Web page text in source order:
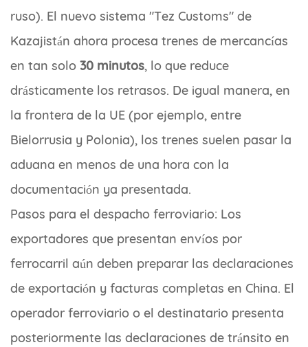
ruso). El nuevo sistema "Tez Customs" de
Kazajistán ahora procesa trenes de mercancías
en tan solo 30 minutos, lo que reduce
drásticamente los retrasos. De igual manera, en
la frontera de la UE (por ejemplo, entre
Bielorrusia y Polonia), los trenes suelen pasar la
aduana en menos de una hora con la
documentación ya presentada.
Pasos para el despacho ferroviario: Los
exportadores que presentan envíos por
ferrocarril aún deben preparar las declaraciones
de exportación y facturas completas en China. El
operador ferroviario o el destinatario presenta
posteriormente las declaraciones de tránsito en